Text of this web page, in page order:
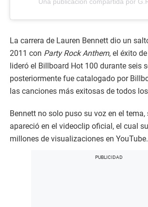
La carrera de Lauren Bennett dio un
2011 con Party Rock Anthem, el éxito
lideró el Billboard Hot 100 durante seis
posteriormente fue catalogado por
las canciones más exitosas de todos
Bennett no solo puso su voz en el
apareció en el videoclip oficial, el cual
millones de visualizaciones en YouTube.